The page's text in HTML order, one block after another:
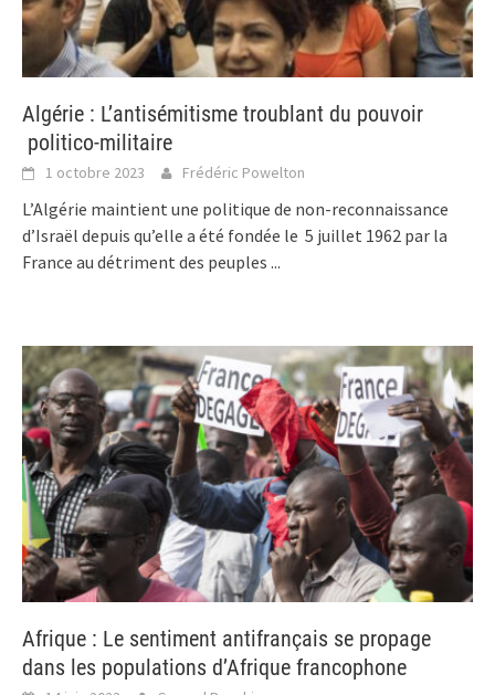
Algérie : L’antisémitisme troublant du pouvoir
politico-militaire
1 octobre 2023 Frédéric Powelton
L’Algérie maintient une politique de non-reconnaissance
d’Israël depuis qu’elle a été fondée le 5 juillet 1962 par la
France au détriment des peuples ...
Afrique : Le sentiment antifrançais se propage
dans les populations d’Afrique francophone